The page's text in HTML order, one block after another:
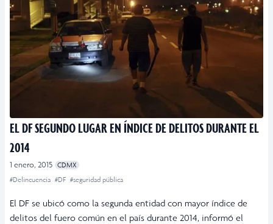
EL DF SEGUNDO LUGAR EN ÍNDICE DE DELITOS DURANTE EL
2014
1 enero, 2015 CDMX
#Delincuencia #DF #seguridad pública
El DF se ubicó como la segunda entidad con mayor índice de
delitos del fuero común en el país durante 2014, informó el